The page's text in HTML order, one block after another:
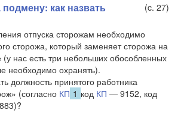
как назвать
(c. 27)
отпуска сторожам необходимо
сторожа, который заменяет сторожа на
нас есть три небольших обособленных
необходимо охранять).
должность принятого работника
(согласно КП 1 код КП — 9152, код